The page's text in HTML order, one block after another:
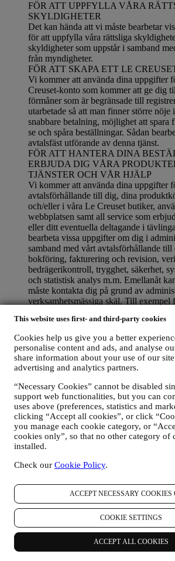
This website uses first- and third-party cookies
Cookies help us give you a better
personalise content and ads, and analyse
share information about your use of our
advertising and analytics partners.
“Necessary Cookies” cannot be disabled
support web functionalities, but you can
uses above (preferences, statistics and
clicking “Accept all cookies”, or click
you manage each cookie category, or
cookies only”, so that no other category of
installed.
Check our Cookie Policy.
ACCEPT NECESSARY COOKIES
COOKIE SETTINGS
ACCEPT ALL COOKIES
FÖR ATT UPPFYLLA VÅRA
SKYLDIGHETER
Det kan hända att vi måste bearbetar
för att uppfylla våra rättsliga
skyldigheter som uppstår i samband
från myndigheter.
FÖR ATT SKAPA ETT LE
Vi kommer att använda dina uppgifter
Creuset-konto som kommer att ge dig
förmåner som är begränsade till
utarbetade så att man finner större nöje
snabbare betalning, möjlighet att spara
se och spåra beställningar. Sådan
avtalsfäst utförande av denna tjänst.
FÖR ATT HANTERA DINA
ERBJUDA DIG VÅRA
TJÄNSTER OCH VÅR HJÄLP
Vi kommer att använda dina uppgifter
avtalsförhållande till dig, dina
och/eller i våra Le Creuset butiker,
webbplatsen samt all service som
eller ditt eventuella deltagande i
bearbeta vissa uppgifter om dig i
samband med vårt avtalsförhållande
bokföring, fakturering och revision,
bedrägerikontroll, trygghet, säkerhet,
och statistisk analys m.m. Emellanåt
måste kontakta dig på grund av
verksamhetsmässiga skäl. Till exempel
uppgifter för att svara på förfrågningar
webbplats eller genom andra kanaler.
bygger på ett avtalsfäst utförande av
FÖR ATT INFORMERA DIG OM
PRODUKTNYHETER OCH
Om du har samtyckt till att vi gör det
prenumerera på vårt nyhetsbrev när du
webbplatsen), skickar vi dig
och nyheter om initiativ relaterade till
marknadsförs av dess dotterbolag och
och samarbetspartner utifrån dina
kontakta dig via e-post, SMS eller
med hjälp av automatiserade medel.
butiksöppningar, exklusiva evenemang,
eller specialerbjudanden som vi tror du
kommunikation kan väljas ut eller
på de uppgifter vi har om dig som
köphistorik eller vilka av våra
kommer att använda dina uppgifter för
förståelse för dina intressen. Detta gör
med dig mer personlig, relevant och